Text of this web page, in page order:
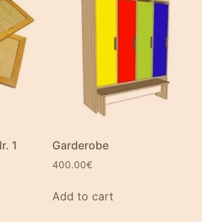
1 Garderobe
400.00€
Add to cart